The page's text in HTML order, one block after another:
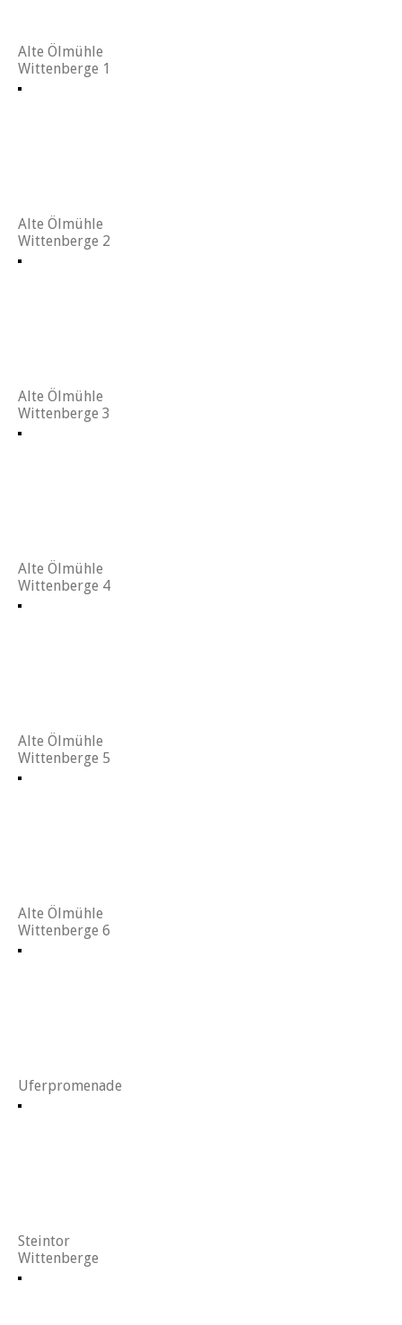
Alte Ölmühle
Wittenberge 1
Alte Ölmühle
Wittenberge 2
Alte Ölmühle
Wittenberge 3
Alte Ölmühle
Wittenberge 4
Alte Ölmühle
Wittenberge 5
Alte Ölmühle
Wittenberge 6
Uferpromenade
Steintor
Wittenberge